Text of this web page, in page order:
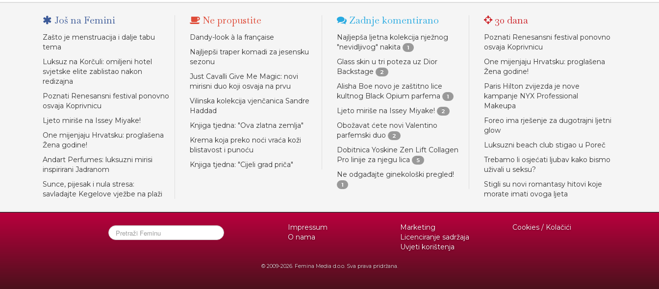
Još na Femini
Zašto je menstruacija i dalje tabu
tema
Luksuz na Korčuli: omiljeni hotel
svjetske elite zablistao nakon
redizajna
Poznati Renesansni festival ponovno
osvaja Koprivnicu
Ljeto miriše na Issey Miyake!
One mijenjaju Hrvatsku: proglašena
Žena godine!
Andart Perfumes: luksuzni mirisi
inspirirani Jadranom
Sunce, pijesak i nula stresa:
savladajte Kegelove vježbe na plaži
Ne propustite
Dandy-look à la française
Najljepši traper komadi za jesensku
sezonu
Just Cavalli Give Me Magic: novi
mirisni duo koji osvaja na prvu
Vilinska kolekcija vjenčanica Sandre
Haddad
Knjiga tjedna: "Ova zlatna zemlja"
Krema koja preko noći vraća koži
blistavost i punoću
Knjiga tjedna: "Cijeli grad priča"
Zadnje komentirano
Najljepša ljetna kolekcija nježnog
"nevidljivog" nakita
1
Glass skin u tri poteza uz Dior
Backstage
2
Alisha Boe novo je zaštitno lice
kultnog Black Opium parfema
1
Ljeto miriše na Issey Miyake! 2
Obožavat ćete novi Valentino
parfemski duo
2
Dobitnica Yoskine Zen Lift Collagen
Pro linije za njegu lica
5
Ne odgađajte ginekološki pregled!
1
30 dana
Poznati Renesansni festival ponovno
osvaja Koprivnicu
One mijenjaju Hrvatsku: proglašena
Žena godine!
Paris Hilton zvijezda je nove
kampanje NYX Professional
Makeupa
Foreo ima rješenje za dugotrajni ljetni
glow
Luksuzni beach club stigao u Poreč
Trebamo li osjećati ljubav kako bismo
uživali u seksu?
Stigli su novi romantasy hitovi koje
morate imati ovoga ljeta
Impressum
O nama
Marketing
Licenciranje sadržaja
Uvjeti korištenja
Cookies / Kolačići
© 2009-2026. Femina Media d.o.o. Sva prava pridržana.